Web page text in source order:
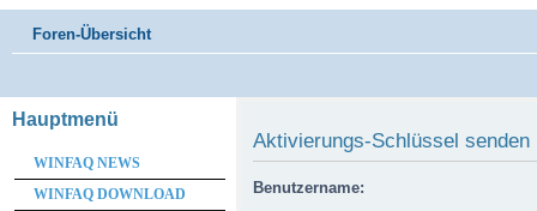
Foren-Übersicht
Aktivierungs-Schlüssel senden
Benutzername:
Hauptmenü
WINFAQ NEWS
WINFAQ DOWNLOAD